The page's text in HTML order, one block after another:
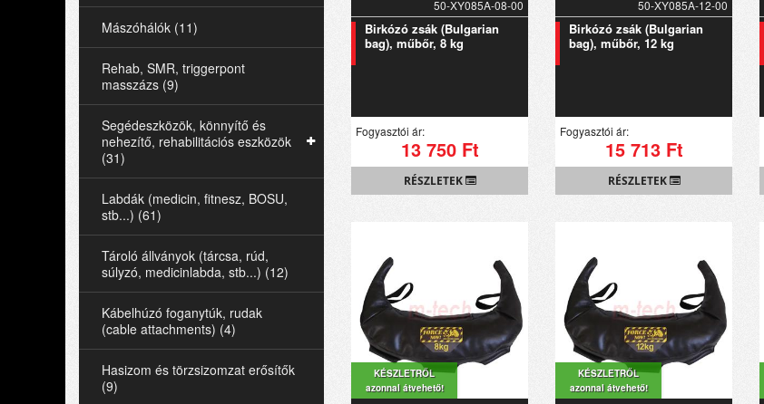
Mászóhálók (11)
Rehab, SMR, triggerpont
masszázs (9)
Segédeszközök, könnyítő és
nehezítő, rehabilitációs eszközök
(31)
Labdák (medicin, fitnesz, BOSU,
stb...) (61)
Tároló állványok (tárcsa, rúd,
súlyzó, medicinlabda, stb...) (12)
Kábelhúzó foganytúk, rudak
(cable attachments) (4)
Hasizom és törzsizomzat erősítők
(9)
50-XY085A-08-00
Birkózó zsák (Bulgarian
bag), műbőr, 8 kg
Fogyasztói ár:
13 750 Ft
RÉSZLETEK
50-XY085A-12-00
Birkózó zsák (Bulgarian
bag), műbőr, 12 kg
Fogyasztói ár:
15 713 Ft
RÉSZLETEK
KÉSZLETRŐL
azonnal átvehető!
KÉSZLETRŐL
azonnal átvehető!